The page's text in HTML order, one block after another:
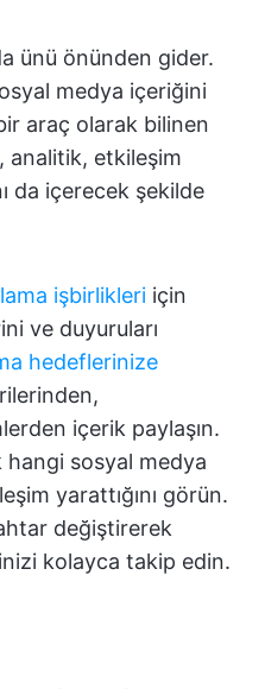
ünü önünden gider.
medya içeriğini
araç olarak bilinen
analitik, etkileşim
da içerecek şekilde
işbirlikleri için
ve duyuruları
hedeflerinize
içerik paylaşın.
hangi sosyal medya
yarattığını görün.
değiştirerek
kolayca takip edin.